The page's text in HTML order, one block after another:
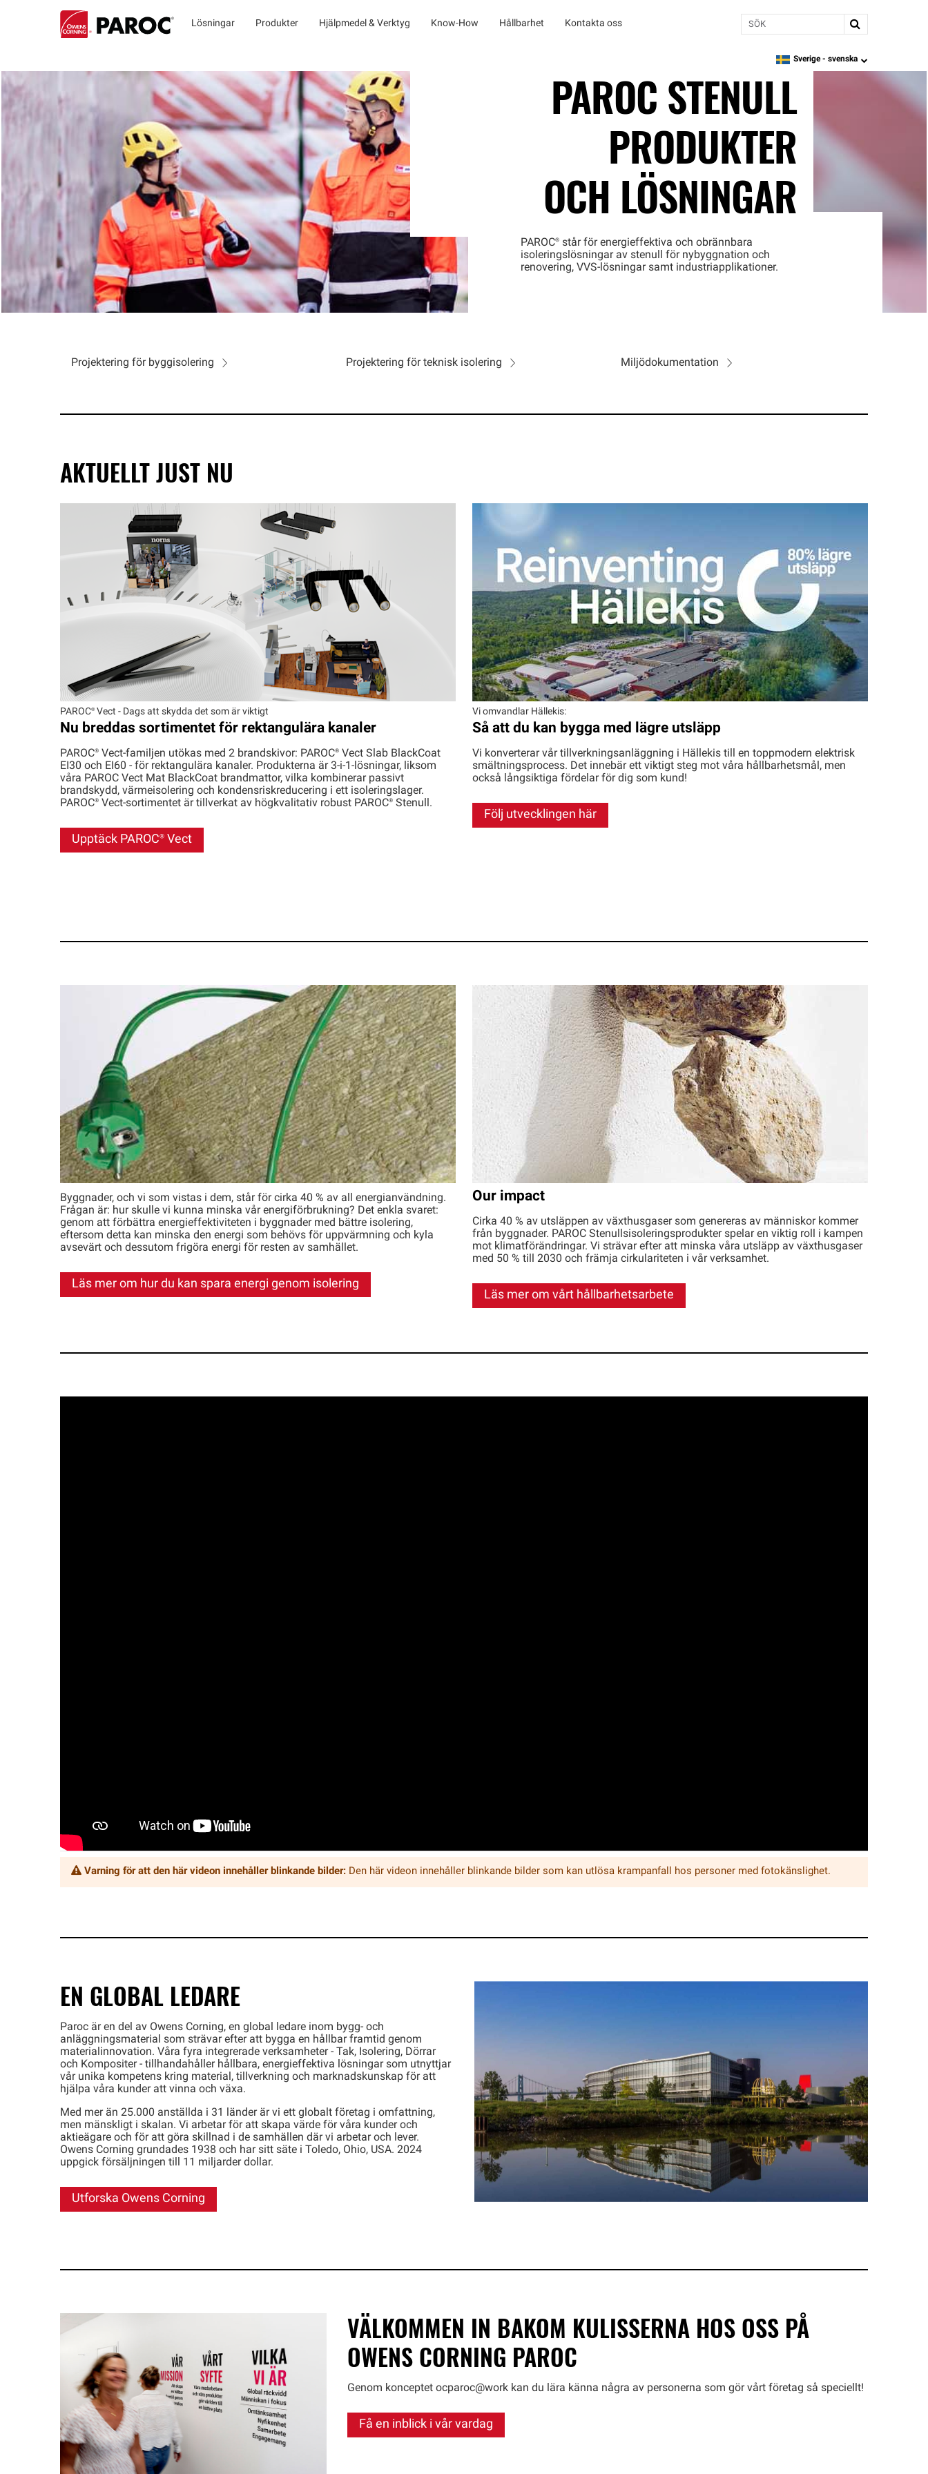
Lösningar Produkter Hjälpmedel & Verktyg Know-How Hållbarhet Kontakta oss Sök
language
Sverige - svenska
PAROC STENULL
PRODUKTER
OCH LÖSNINGAR
PAROC® står för energieffektiva och obrännbara
isoleringslösningar av stenull för nybyggnation och
renovering, VVS-lösningar samt industriapplikationer.
Projektering för byggisolering Projektering för teknisk isolering Miljödokumentation
AKTUELLT JUST NU
PAROC® Vect - Dags att skydda det som är viktigt
Nu breddas sortimentet för rektangulära kanaler
PAROC® Vect-familjen utökas med 2 brandskivor: PAROC® Vect Slab BlackCoat
EI30 och EI60 - för rektangulära kanaler. Produkterna är 3-i-1-lösningar, liksom
våra PAROC Vect Mat BlackCoat brandmattor, vilka kombinerar passivt
brandskydd, värmeisolering och kondensriskreducering i ett isoleringslager.
PAROC® Vect-sortimentet är tillverkat av högkvalitativ robust PAROC® Stenull.
Upptäck PAROC® Vect
Vi omvandlar Hällekis:
Så att du kan bygga med lägre utsläpp
Vi konverterar vår tillverkningsanläggning i Hällekis till en toppmodern elektrisk
smältningsprocess. Det innebär ett viktigt steg mot våra hållbarhetsmål, men
också långsiktiga fördelar för dig som kund!
Följ utvecklingen här
Den mest hållbara energin är den som inte används
Byggnader, och vi som vistas i dem, står för cirka 40 % av all energianvändning.
Frågan är: hur skulle vi kunna minska vår energiförbrukning? Det enkla svaret:
genom att förbättra energieffektiviteten i byggnader med bättre isolering,
eftersom detta kan minska den energi som behövs för uppvärmning och kyla
avsevärt och dessutom frigöra energi för resten av samhället.
Läs mer om hur du kan spara energi genom isolering
Our impact
Cirka 40 % av utsläppen av växthusgaser som genereras av människor kommer
från byggnader. PAROC Stenullsisoleringsprodukter spelar en viktig roll i kampen
mot klimatförändringar. Vi strävar efter att minska våra utsläpp av växthusgaser
med 50 % till 2030 och främja cirkulariteten i vår verksamhet.
Läs mer om vårt hållbarhetsarbete
Varning för att den här videon innehåller blinkande bilder: Den här videon innehåller blinkande bilder som kan utlösa krampanfall hos personer med fotokänslighet.
EN GLOBAL LEDARE
Paroc är en del av Owens Corning, en global ledare inom bygg- och
anläggningsmaterial som strävar efter att bygga en hållbar framtid genom
materialinnovation. Våra fyra integrerade verksamheter - Tak, Isolering, Dörrar
och Kompositer - tillhandahåller hållbara, energieffektiva lösningar som utnyttjar
vår unika kompetens kring material, tillverkning och marknadskunskap för att
hjälpa våra kunder att vinna och växa.
Med mer än 25.000 anställda i 31 länder är vi ett globalt företag i omfattning,
men mänskligt i skalan. Vi arbetar för att skapa värde för våra kunder och
aktieägare och för att göra skillnad i de samhällen där vi arbetar och lever.
Owens Corning grundades 1938 och har sitt säte i Toledo, Ohio, USA. 2024
uppgick försäljningen till 11 miljarder dollar.
Utforska Owens Corning
VÄLKOMMEN IN BAKOM KULISSERNA HOS OSS PÅ
OWENS CORNING PAROC
Genom konceptet ocparoc@work kan du lära känna några av personerna som gör vårt företag så speciellt!
Få en inblick i vår vardag